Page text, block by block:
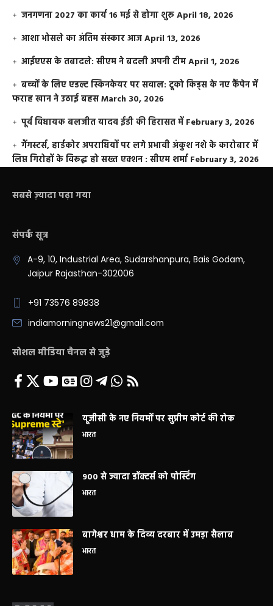
जनगणना 2027 का कार्य 16 मई से होगा शुरूApril 18, 2026
आशा भोसले का अंतिम संस्कार आजApril 13, 2026
आईएएस के तबादले: सीएम ने बदली अपनी टीमApril 1, 2026
बच्चों के लिए एडल्ट स्किनकेयर पर सवाल: टूको किड्स के नए कैंपेन में
फराह खान ने उठाई बहसMarch 30, 2026
पूर्व विधायक बलजीत यादव ईडी की हिरासत में February 3, 2026
गैंगस्टर्स, हार्डकोर अपराधियों पर लगे प्रभावी अंकुश नशे के कारोबार में
लिप्त गिरोहों के विरूद्ध हो सख्त एक्शन : सीएम शर्मा February 3, 2026
सबसे ज़्यादा पढ़ा गया
संपर्क सूत्र
A-9, 10, Industrial Area, Sudarshanpura, Bais Godam,
Jaipur Rajasthan-302006
+91 73576 89838
indiamorningnews21@gmail.com
सोशल मीडिया चैनल से जुड़े
यूजीसी के नए नियमों पर सुप्रीम कोर्ट की रोक
भारत
900 से ज्यादा डॉक्टर्स को पोस्टिंग
भारत
बागेश्वर धाम के दिव्य दरबार में उमड़ा सैलाब
भारत